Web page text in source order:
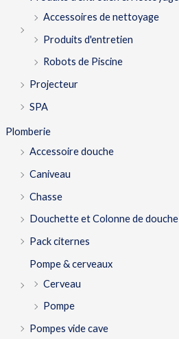
Accessoires de nettoyage
Produits d'entretien
Robots de Piscine
Projecteur
SPA
Plomberie
Accessoire douche
Caniveau
Chasse
Douchette et Colonne de douche
Pack citernes
Pompe & cerveaux
Cerveau
Pompe
Pompes vide cave